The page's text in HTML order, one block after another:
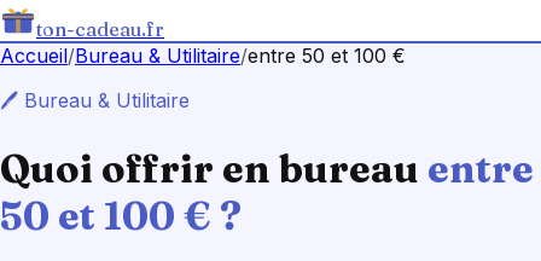
ton-cadeau.fr
Accueil/Bureau & Utilitaire/entre 50 et 100 €
🖊️ Bureau & Utilitaire
Quoi offrir en bureau entre
50 et 100 € ?